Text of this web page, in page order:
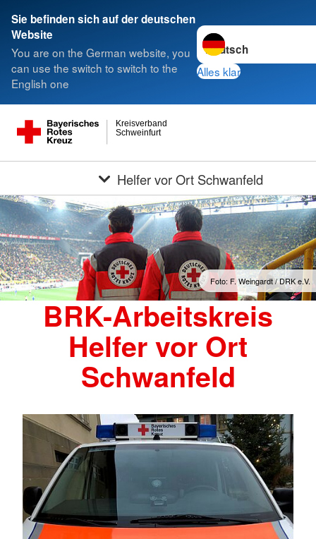
Sie befinden sich auf der deutschen
Website
You are on the German website, you
can use the switch to switch to the
English one
Sprache wechseln zu
Alles klar
Schweinfurt
Kreisverband
Helfer vor Ort Schwanfeld
Foto: F. Weingardt / DRK e.V.
BRK-Arbeitskreis
Helfer vor Ort
Schwanfeld